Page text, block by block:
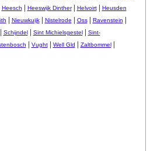
Heesch Heeswijk Dinther| Helvoirt|
Heusden
Nieuwkuijk| Nistelrode Oss| Ravenstein
Schijndel| Sint Michielsgestel|
Sint-
Vught| Well Gld Zaltbommel|